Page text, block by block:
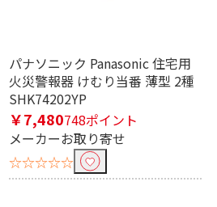
パナソニック Panasonic 住宅用
火災警報器 けむり当番 薄型 2種
SHK74202YP
￥7,480748ポイント
メーカーお取り寄せ
☆☆☆☆☆
で絞り込む
ー通話で絞り込む
話対応